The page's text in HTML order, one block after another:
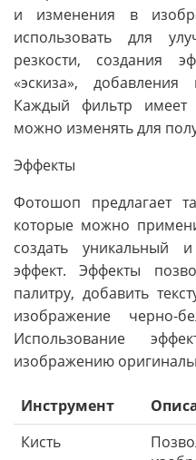
и изменения в
использовать для
резкости, создания
«эскиза»,
Каждый фильтр имеет
можно изменять для
Эффекты
Фотошоп предлагает
которые можно
создать уникальный
эффект. Эффекты
палитру, добавить
изображение черно-
Использование
изображению
Инструмент
Кисть